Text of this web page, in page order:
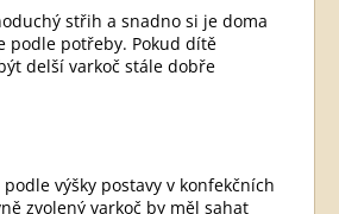
střih a snadno si je doma
podle potřeby. Pokud dítě
delší varkoč stále dobře
výšky postavy v konfekčních
zvolený varkoč by měl sahat